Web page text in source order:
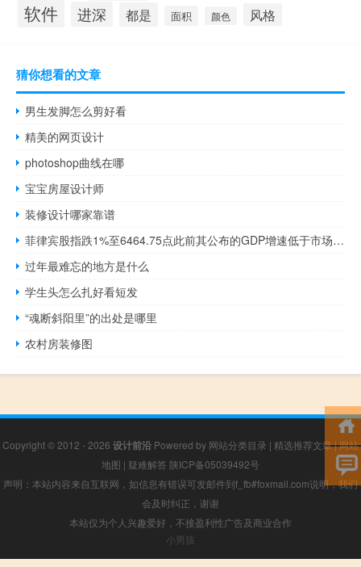
软件 进深 都是 面积 颜色 风格
猜你想看的文章
男生发脚怎么剪好看
精美的网页设计
photoshop曲线在哪
宝宝房屋设计师
装修设计哪家靠谱
菲律宾股指跌1%至6464.75点此前其公布的GDP增速低于市场预期
过年最难忘的地方是什么
学生头怎么扎好看短发
“魂断斜阳里”的出处是哪里
农村房装修图
Copyright © 2012 - 2026 设计前沿 Powered by 网站分类目录 | 精选推荐文章|网站
地图 | 疑难解答 陕ICP备05039492号
声明：本站内容来自互联网，如信息有错误可发邮件到f_fb#foxmail.com说明，我们
会及时纠正，谢谢
本站仅为个人兴趣爱好，不接盈利性广告及商业合作
小男孩